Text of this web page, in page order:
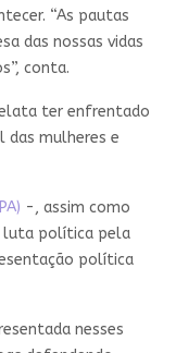
“As pautas
das nossas vidas
conta.
ter enfrentado
das mulheres e
-, assim como
luta política pela
política
nesses